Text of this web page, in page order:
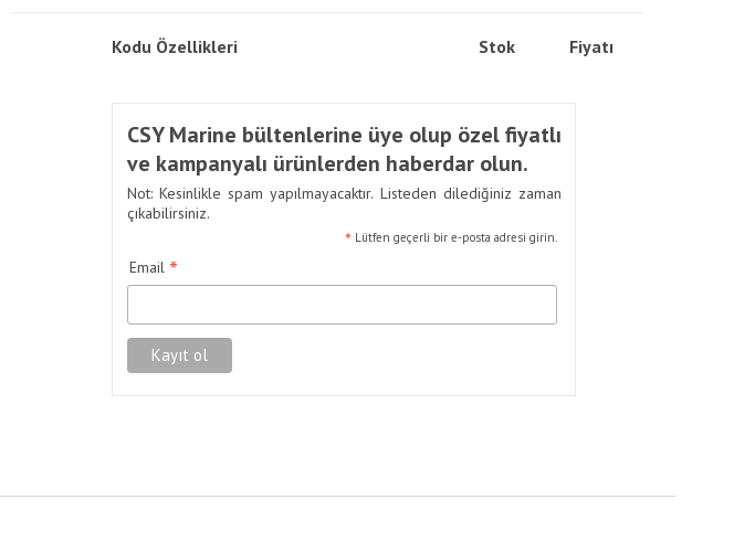
Kodu Özellikleri Stok Fiyatı
CSY Marine bültenlerine üye olup özel fiyatlı
ve kampanyalı ürünlerden haberdar olun.
Not: Kesinlikle spam yapılmayacaktır. Listeden dilediğiniz zaman
çıkabilirsiniz.
* Lütfen geçerli bir e-posta adresi girin.
Email *